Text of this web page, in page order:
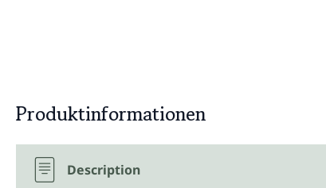
Produktinformationen
Description